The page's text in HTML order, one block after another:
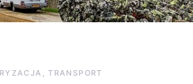
TRANSPORT